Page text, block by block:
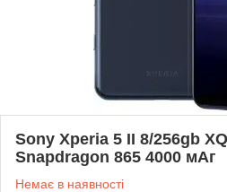
Sony Xperia 5 II 8/256gb
Snapdragon 865 4000 мАг
Немає в наявності